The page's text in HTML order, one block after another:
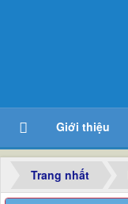
Giới thiệu
Trang nhất